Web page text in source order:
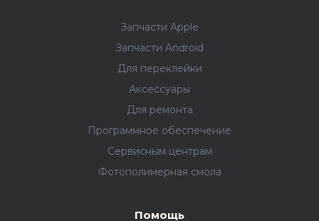
Запчасти Apple
Запчасти Android
Для переклейки
Аксессуары
Для ремонта
Программное обеспечение
Сервисным центрам
Фотополимерная смола
Помощь